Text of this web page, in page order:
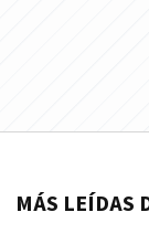
MÁS LEÍDAS